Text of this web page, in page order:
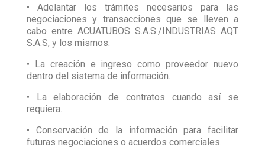
• Adelantar los trámites necesarios para las
negociaciones y transacciones que se lleven a
cabo entre ACUATUBOS S.A.S./INDUSTRIAS AQT
S.A.S, y los mismos.
• La creación e ingreso como proveedor nuevo
dentro del sistema de información.
• La elaboración de contratos cuando así se
requiera.
• Conservación de la información para facilitar
futuras negociaciones o acuerdos comerciales.